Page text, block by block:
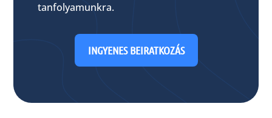
tanfolyamunkra.
INGYENES BEIRATKOZÁS